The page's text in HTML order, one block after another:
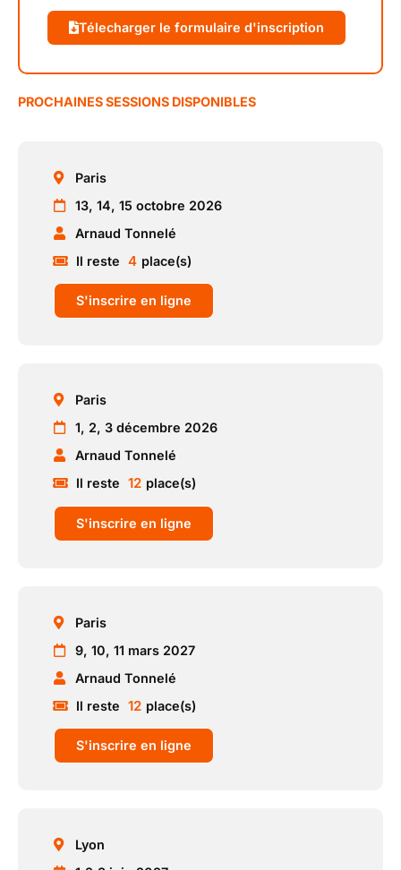
Télecharger le formulaire d'inscription
PROCHAINES SESSIONS DISPONIBLES
Paris
13, 14, 15 octobre 2026
Arnaud Tonnelé
Il reste 4 place(s)
S'inscrire en ligne
Paris
1, 2, 3 décembre 2026
Arnaud Tonnelé
Il reste 12 place(s)
S'inscrire en ligne
Paris
9, 10, 11 mars 2027
Arnaud Tonnelé
Il reste 12 place(s)
S'inscrire en ligne
Lyon